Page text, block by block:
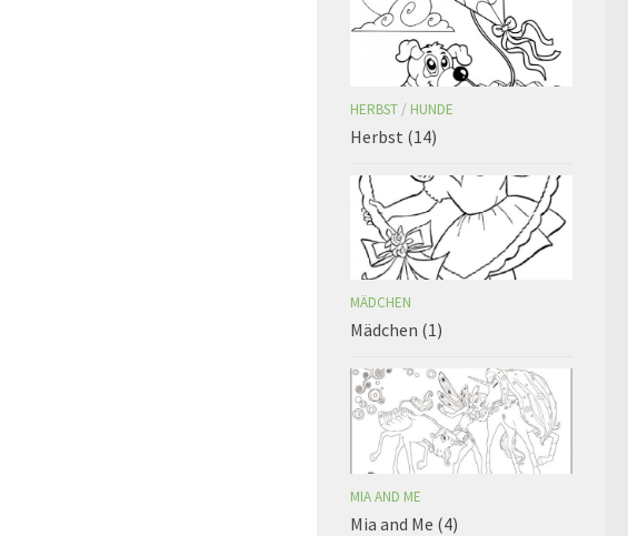
HERBST / HUNDE
Herbst (14)
MÄDCHEN
Mädchen (1)
MIA AND ME
Mia and Me (4)